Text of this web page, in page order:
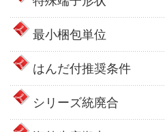
最小梱包単位
はんだ付推奨条件
シリーズ統廃合